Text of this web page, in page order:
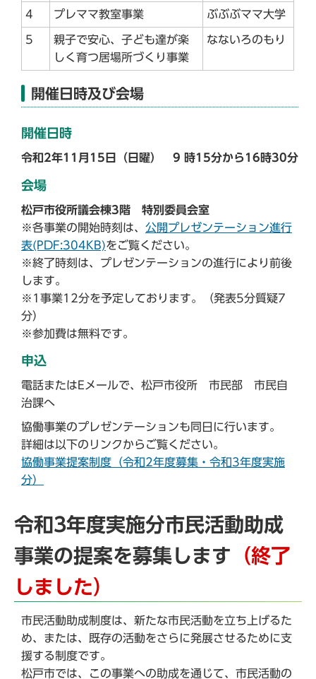
4 プレママ教室事業 ぶぶぶママ大学
5
親子で安心、子ども達が楽
しく育つ居場所づくり事業
なないろのもり
開催日時及び会場
開催日時
令和2年11月15日（日曜） 9 時15分から16時30分
会場
松戸市役所議会棟3階 特別委員会室
※各事業の開始時刻は、 公開プレゼンテーション進行
表(PDF:304KB)をご覧ください。
※終了時刻は、プレゼンテーションの進行により前後
します。
※1事業12分を予定しております。（発表5分質疑7
分）
※参加費は無料です。
申込
電話またはEメールで、松戸市役所 市民部 市民自
治課へ
協働事業のプレゼンテーションも同日に行います。
詳細は以下のリンクからご覧ください。
協働事業提案制度（令和2年度募集・令和3年度実施
分）
令和3年度実施分市民活動助成
事業の提案を募集します （終了
しました）
市民活動助成制度は、新たな市民活動を立ち上げるた
め、または、既存の活動をさらに発展させるために支
援する制度です。
松戸市では、この事業への助成を通じて、市民活動の